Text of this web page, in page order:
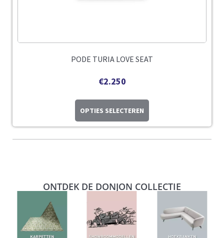
PODE TURIA LOVE SEAT
€2.250
OPTIES SELECTEREN
ONTDEK DE DONJON COLLECTIE